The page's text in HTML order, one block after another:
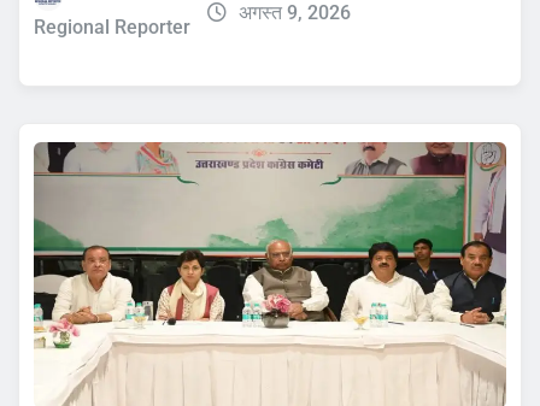
Regional Reporter
अगस्त 9, 2026